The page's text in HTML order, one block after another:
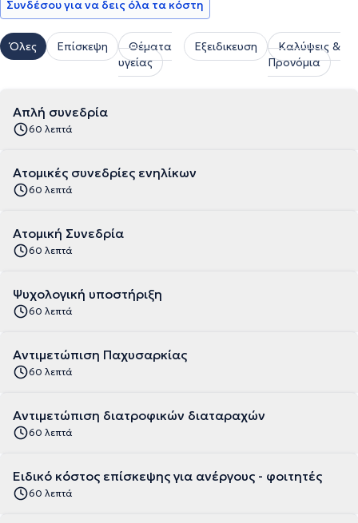
Συνδέσου για να δεις όλα τα κόστη
Όλες Επίσκεψη
Θέματα
υγείας
Εξειδικευση
Καλύψεις &
Προνόμια
Απλή συνεδρία
60 λεπτά
Ατομικές συνεδρίες ενηλίκων
60 λεπτά
Ατομική Συνεδρία
60 λεπτά
Ψυχολογική υποστήριξη
60 λεπτά
Αντιμετώπιση Παχυσαρκίας
60 λεπτά
Αντιμετώπιση διατροφικών διαταραχών
60 λεπτά
Ειδικό κόστος επίσκεψης για ανέργους - φοιτητές
60 λεπτά